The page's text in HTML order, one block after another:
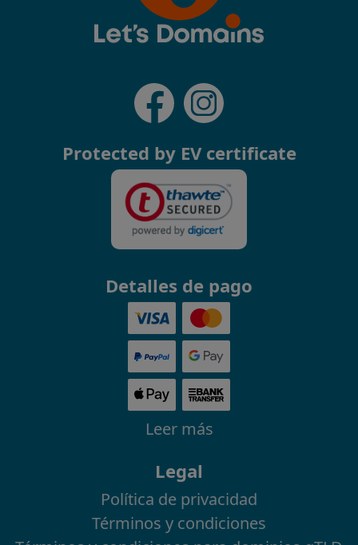
Protected by EV certificate
Detalles de pago
Leer más
Legal
Política de privacidad
Términos y condiciones